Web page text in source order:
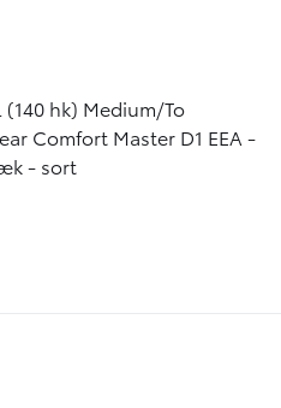
(140 hk) Medium/To
Comfort Master D1 EEA -
- sort
gennem Toyota
garanti op til 10 år/